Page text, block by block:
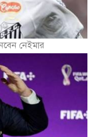
নেইমার